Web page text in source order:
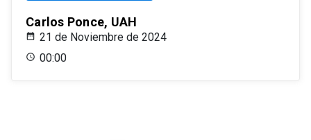
Carlos Ponce, UAH
21 de Noviembre de 2024
00:00